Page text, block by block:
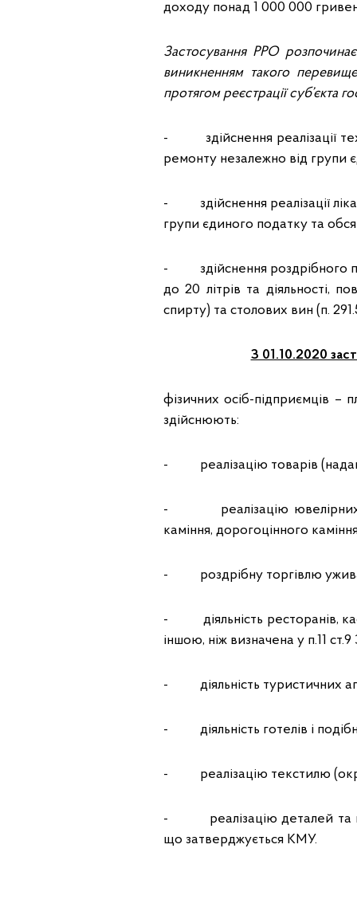
доходу понад 1 000 000
Застосування РРО
виникненням такого
протягом реєстрації суб’єкта
- здійснення реалізації
ремонту незалежно від групи
- здійснення реалізації
групи єдиного податку та
- здійснення роздрібного
до 20 літрів та діяльності,
спирту) та столових вин (п.
З 01.10.2020
фізичних осіб-підприємців –
здійснюють:
- реалізацію товарів
- реалізацію ювелірних та
каміння, дорогоцінного
- роздрібну торгівлю
- діяльність ресторанів,
іншою, ніж визначена у п.11
- діяльність туристичних
- діяльність готелів і
- реалізацію текстилю (окрім
- реалізацію деталей та
що затверджується КМУ.